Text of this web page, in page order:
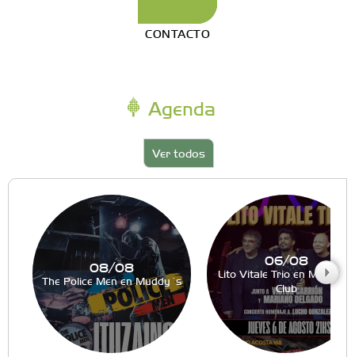
CONTACTO
Agenda
Ver todos
08/08
The Police Men en Muddy´s
06/08
Lito Vitale Trio en Muddy´s
Club